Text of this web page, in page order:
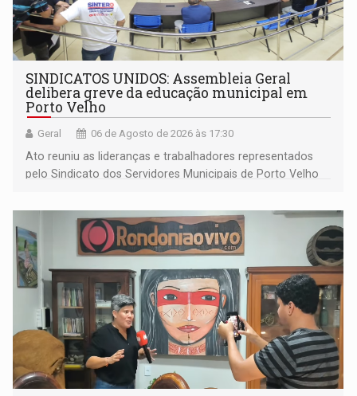
SINDICATOS UNIDOS: Assembleia Geral
delibera greve da educação municipal em
Porto Velho
Geral 06 de Agosto de 2026 às 17:30
Ato reuniu as lideranças e trabalhadores representados
pelo Sindicato dos Servidores Municipais de Porto Velho